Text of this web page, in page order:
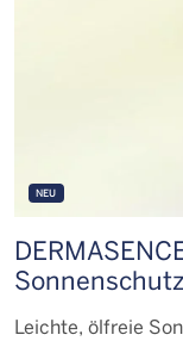
NEU
Leichte, ölfreie